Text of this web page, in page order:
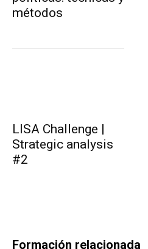
métodos
LISA Challenge |
Strategic analysis
#2
Formación relacionada